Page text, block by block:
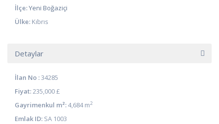
İlçe:Yeni Boğaziçi
Ülke: Kıbrıs
Detaylar
İlan No :34285
Fiyat:235,000 £
Gayrimenkul m²:4,684 m2
Emlak ID: SA 1003